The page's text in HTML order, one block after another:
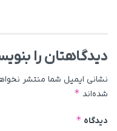
دیدگاهتان را
نشانی ایمیل شما منتشر
شده‌اند *
دیدگاه *